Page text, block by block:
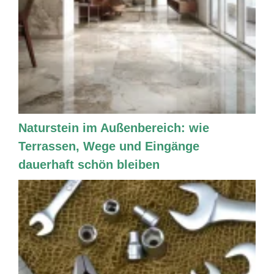
Naturstein im Außenbereich: wie
Terrassen, Wege und Eingänge
dauerhaft schön bleiben